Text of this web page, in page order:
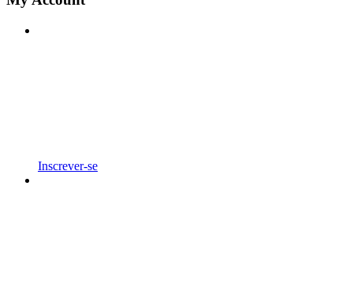
Inscrever-se